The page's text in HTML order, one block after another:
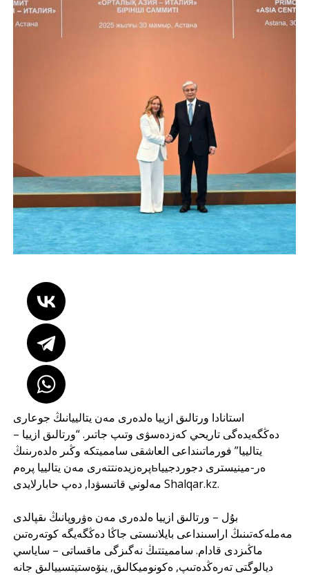
استانادا ورتالىق ازييا ەلدەرى مەن يتالييانىڭ جوعارى
دەڭگەيدەگى تاريحي كەزدەسۋى وتىپ جاتىر. “ورتالىق ازييا –
يتالييا” فورماتىنداعى العاشقى سامميتكە وڭىر ەلدەرىنىڭ
پرەزيدەنتتەرى مەن يتالييا پرەمьەر-مينيسترى دجوردجييا
Shalqar.kz.
بۇل – ورتالىق ازييا ەلدەرى مەن ەۋروپانىڭ ىقپالدى
مەملەكەتىنىڭ اراسىنداعى بايلانىستى جاڭا دەڭگەيگە كوتەرەتىن
ماڭىزدى قادام. سامميتتىڭ نەگىزگى ماقساتى – ساياسي
ديالوگتى تەرەڭدەتىپ, ەكونوميكالىق, ينۆەستيتسييالىق جانە